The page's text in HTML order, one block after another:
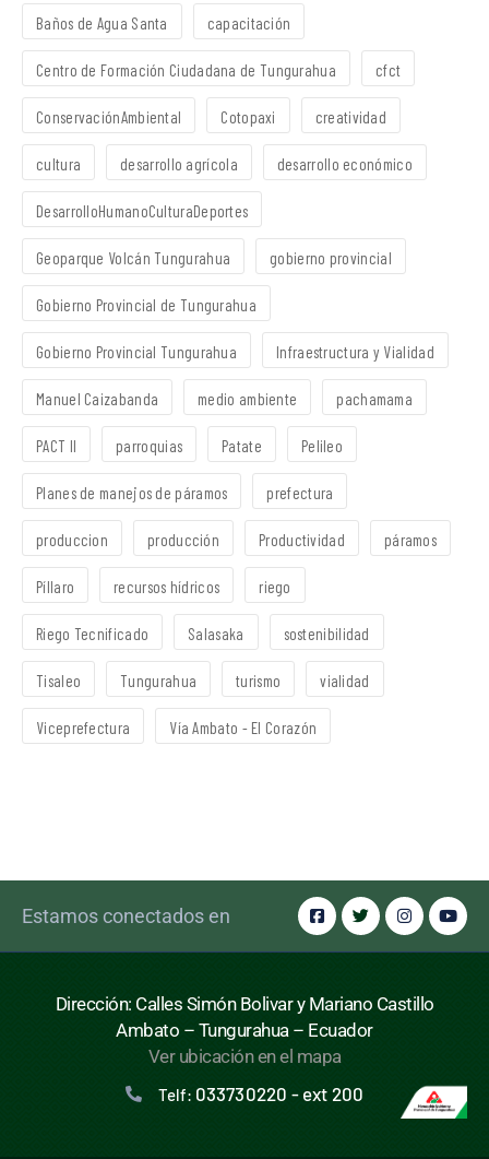
Baños de Agua Santa capacitación
Centro de Formación Ciudadana de Tungurahua cfct
ConservaciónAmbiental Cotopaxi creatividad
cultura desarrollo agrícola desarrollo económico
DesarrolloHumanoCulturaDeportes
Geoparque Volcán Tungurahua gobierno provincial
Gobierno Provincial de Tungurahua
Gobierno Provincial Tungurahua Infraestructura y Vialidad
Manuel Caizabanda medio ambiente pachamama
PACT II parroquias Patate Pelileo
Planes de manejos de páramos prefectura
produccion producción Productividad páramos
Píllaro recursos hídricos riego
Riego Tecnificado Salasaka sostenibilidad
Tisaleo Tungurahua turismo vialidad
Viceprefectura Vía Ambato - El Corazón
Estamos conectados en
Dirección: Calles Simón Bolivar y Mariano Castillo
Ambato – Tungurahua – Ecuador
Ver ubicación en el mapa
Telf: 033730220 - ext 200